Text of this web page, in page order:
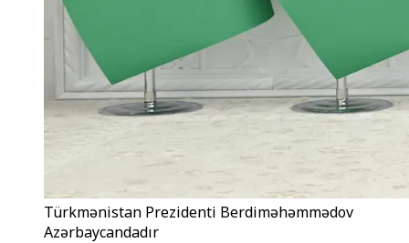
Türkmənistan Prezidenti Berdiməhəmmədov
Azərbaycandadır